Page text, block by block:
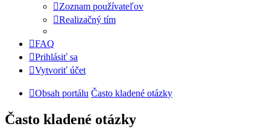
Zoznam používateľov
Realizačný tím
FAQ
Prihlásiť sa
Vytvoriť účet
Obsah portálu Často kladené otázky
Často kladené otázky